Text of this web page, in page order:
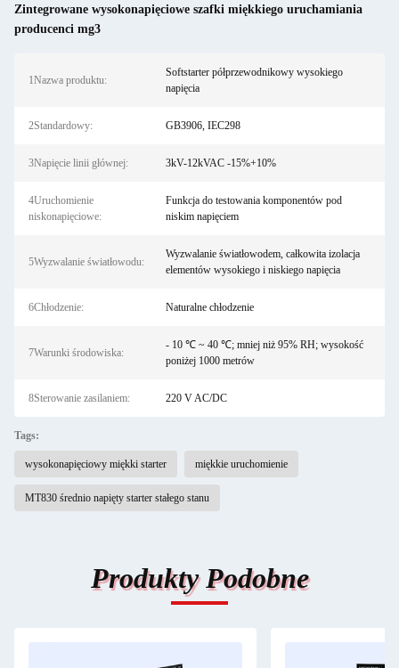
Zintegrowane wysokonapięciowe szafki miękkiego uruchamiania
producenci mg3
1Nazwa produktu:
Softstarter półprzewodnikowy wysokiego
napięcia
2Standardowy: GB3906, IEC298
3Napięcie linii głównej: 3kV-12kVAC -15%+10%
4Uruchomienie
niskonapięciowe:
Funkcja do testowania komponentów pod
niskim napięciem
5Wyzwalanie światłowodu:
Wyzwalanie światłowodem, całkowita izolacja
elementów wysokiego i niskiego napięcia
6Chłodzenie: Naturalne chłodzenie
7Warunki środowiska:
- 10 ℃ ~ 40 ℃; mniej niż 95% RH; wysokość
poniżej 1000 metrów
8Sterowanie zasilaniem: 220 V AC/DC
Tags:
wysokonapięciowy miękki starter miękkie uruchomienie
MT830 średnio napięty starter stałego stanu
Produkty Podobne